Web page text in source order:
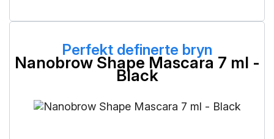
Perfekt definerte bryn
Nanobrow Shape Mascara 7 ml -
Black